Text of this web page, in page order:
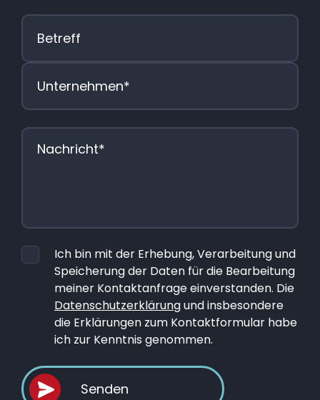
Ich bin mit der Erhebung, Verarbeitung und
Speicherung der Daten für die Bearbeitung
meiner Kontaktanfrage einverstanden. Die
Datenschutzerklärungund insbesondere
die Erklärungen zum Kontaktformular habe
ich zur Kenntnis genommen.
Senden